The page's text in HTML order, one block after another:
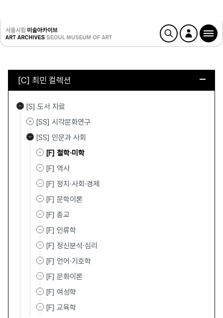
[C] 최민 컬렉션
[S] 도서 자료
[SS] 시각문화연구
[SS] 인문과 사회
[F] 철학·미학
[F] 역사
[F] 정치·사회·경제
[F] 문학이론
[F] 종교
[F] 인류학
[F] 정신분석·심리
[F] 언어·기호학
[F] 문화이론
[F] 여성학
[F] 교육학